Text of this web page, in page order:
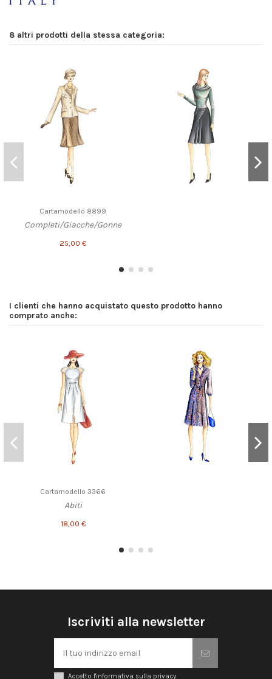
8 altri prodotti della stessa categoria:
Cartamodello 8899
Completi/Giacche/Gonne
25,00 €
I clienti che hanno acquistato questo prodotto hanno
comprato anche:
Cartamodello 3366
Abiti
18,00 €
Iscriviti alla newsletter
Accetto l'informativa sulla privacy